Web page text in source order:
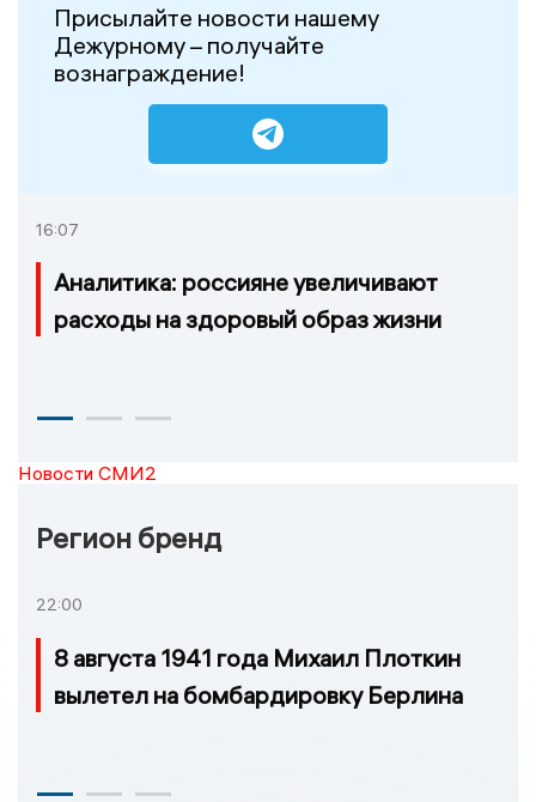
Присылайте новости нашему
Дежурному – получайте
вознаграждение!
16:07
Аналитика: россияне увеличивают
расходы на здоровый образ жизни
Новости СМИ2
Регион бренд
22:00
8 августа 1941 года Михаил Плоткин
вылетел на бомбардировку Берлина